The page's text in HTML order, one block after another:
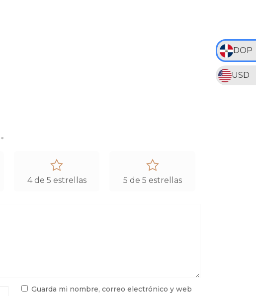
DOP
USD
*
4 de 5 estrellas 5 de 5 estrellas
Guarda mi nombre, correo electrónico y web